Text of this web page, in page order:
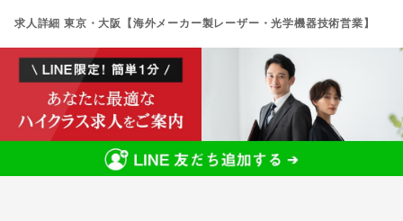
求人詳細 東京・大阪【海外メーカー製レーザー・光学機器技術営業】